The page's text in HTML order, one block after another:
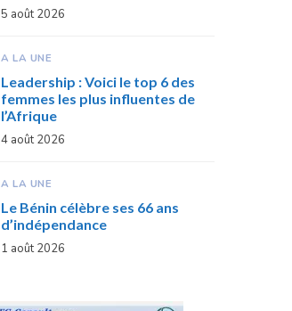
5 août 2026
A LA UNE
Leadership : Voici le top 6 des
femmes les plus influentes de
l’Afrique
4 août 2026
A LA UNE
Le Bénin célèbre ses 66 ans
d’indépendance
1 août 2026